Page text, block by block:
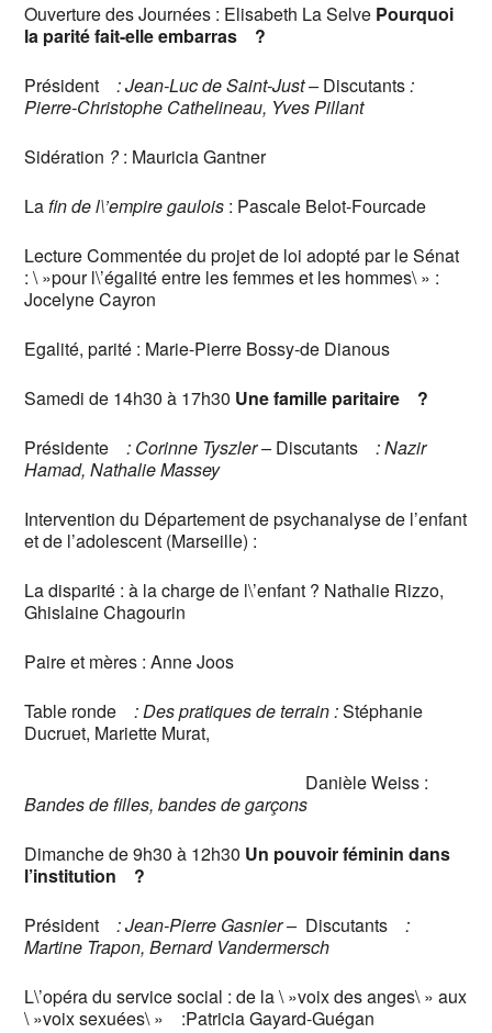
Ouverture des Journées : Elisabeth La Selve Pourquoi
la parité fait-elle embarras ?
Président : Jean-Luc de Saint-Just –Discutants:
Pierre-Christophe Cathelineau, Yves Pillant
Sidération ?: Mauricia Gantner
Lafin de l\’empire gaulois : Pascale Belot-Fourcade
Lecture Commentée du projet de loi adopté par le Sénat
: \ »pour l\’égalité entre les femmes et les hommes\ » :
Jocelyne Cayron
Egalité, parité : Marie-Pierre Bossy-de Dianous
Samedi de 14h30 à 17h30 Une famille paritaire ?
Présidente : Corinne Tyszler –Discutants : Nazir
Hamad, Nathalie Massey
Intervention du Département de psychanalyse de l’enfant
et de l’adolescent (Marseille) :
La disparité : à la charge de l\’enfant ? Nathalie Rizzo,
Ghislaine Chagourin
Paire et mères : Anne Joos
Table ronde : Des pratiques de terrain :Stéphanie
Ducruet, Mariette Murat,
Danièle Weiss :
Bandes de filles, bandes de garçons
Dimanche de 9h30 à 12h30 Un pouvoir féminin dans
l’institution ?
Président : Jean-Pierre Gasnier – Discutants :
Martine Trapon, Bernard Vandermersch
L\’opéra du service social : de la \ »voix des anges\ » aux
\ »voix sexuées\ » :Patricia Gayard-Guégan